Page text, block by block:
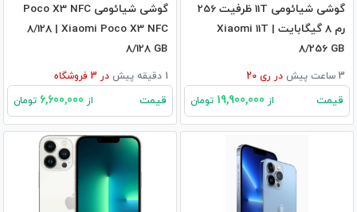
گوشی شیائومی 11T ظرفیت 256
رم 8 گیگابایت | Xiaomi 11T
8/256 GB
3 ساعت پیش در ری 20
قیمت از تومان
گوشی شیائومی Poco X3 NFC
8/128 | Xiaomi Poco X3 NFC
8/128 GB
1 دقیقه پیش در فروشگاه
قیمت از تومان